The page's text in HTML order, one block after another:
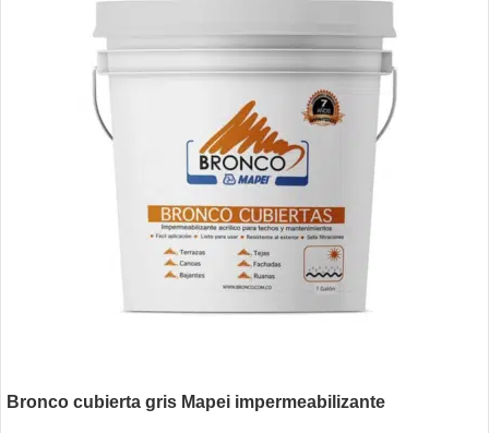
Bronco cubierta gris Mapei impermeabilizante